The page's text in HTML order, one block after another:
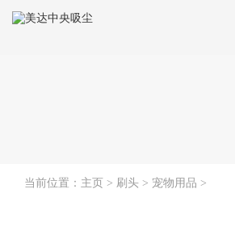
当前位置： 主页 > 刷头 > 宠物用品 >